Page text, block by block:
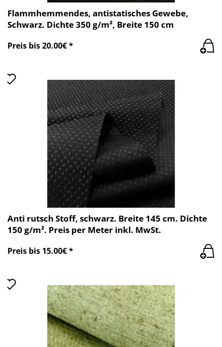
Flammhemmendes, antistatisches Gewebe,
Schwarz. Dichte 350 g/m², Breite 150 cm
Preis bis 20.00€ *
Anti rutsch Stoff, schwarz. Breite 145 cm. Dichte
150 g/m². Preis per Meter inkl. MwSt.
Preis bis 15.00€ *